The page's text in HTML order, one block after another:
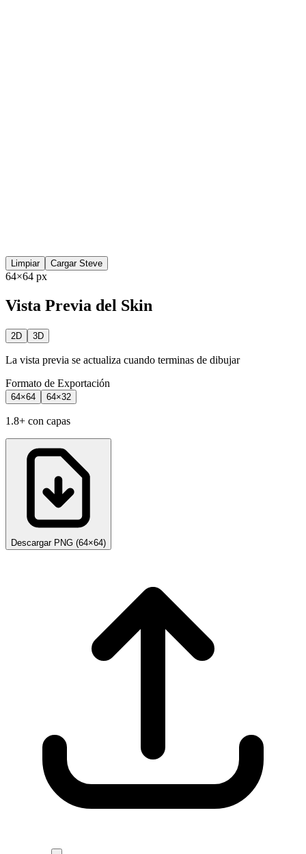
Limpiar Cargar Steve
64×64 px
Vista Previa del Skin
2D 3D
La vista previa se actualiza cuando terminas de dibujar
Formato de Exportación
64×64 64×32
1.8+ con capas
Descargar PNG (64×64)